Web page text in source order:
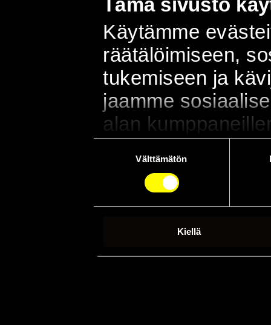
Tämä sivusto
Käytämme
räätälöimiseen,
tukemiseen ja
jaamme
alan
muihin tietoihin,
kun olet
Välttämätön
Kiellä